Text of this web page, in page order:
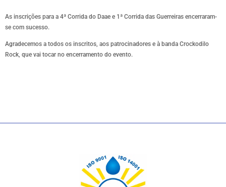
As inscrições para a 4ª Corrida do Daae e 1ª Corrida das Guerreiras encerraram-
se com sucesso.
Agradecemos a todos os inscritos, aos patrocinadores e à banda Crockodilo
Rock, que vai tocar no encerramento do evento.